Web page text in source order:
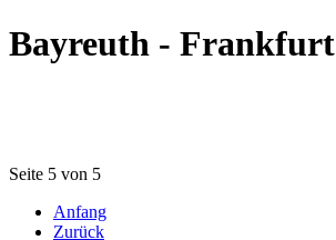
Bayreuth - Frankfurt
Seite 5 von 5
Anfang
Zurück